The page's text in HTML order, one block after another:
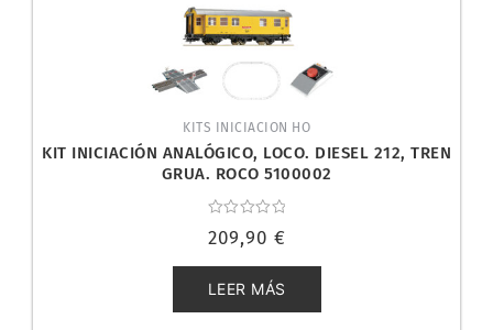
KITS INICIACION HO
KIT INICIACIÓN ANALÓGICO, LOCO. DIESEL 212, TREN
GRUA. ROCO 5100002
con
de
5
209,90 €
LEER MÁS